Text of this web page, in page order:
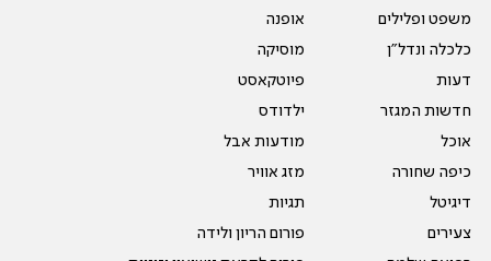
משפט ופלילים
כלכלה ונדל"ן
דעות
חדשות המגזר
אוכל
כיפה שחורה
דיגיטל
צעירים
אופנה
מוסיקה
פיוטקאסט
ילדודס
מודעות אבל
מזג אוויר
תגיות
פורום הריון ולידה